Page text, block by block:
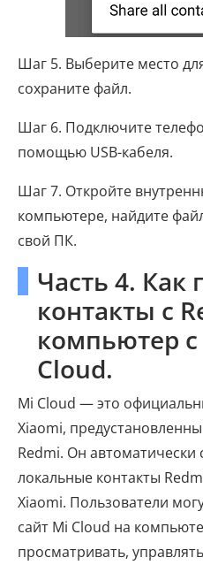
Шаг 5. Выберите место
сохраните файл.
Шаг 6. Подключите
помощью USB-кабеля.
Шаг 7. Откройте
компьютере, найдите
свой ПК.
Часть 4. Как
контакты с
компьютер
Cloud.
Mi Cloud — это
Xiaomi,
Redmi. Он автоматически
локальные контакты
Xiaomi. Пользователи
сайт Mi Cloud на
просматривать,